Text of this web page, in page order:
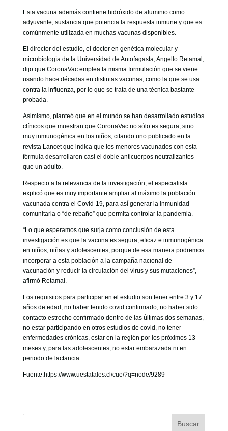
Esta vacuna además contiene hidróxido de aluminio como
adyuvante, sustancia que potencia la respuesta inmune y que es
comúnmente utilizada en muchas vacunas disponibles.
El director del estudio, el doctor en genética molecular y
microbiología de la Universidad de Antofagasta, Angello Retamal,
dijo que CoronaVac emplea la misma formulación que se viene
usando hace décadas en distintas vacunas, como la que se usa
contra la influenza, por lo que se trata de una técnica bastante
probada.
Asimismo, planteó que en el mundo se han desarrollado estudios
clínicos que muestran que CoronaVac no sólo es segura, sino
muy inmunogénica en los niños, citando uno publicado en la
revista Lancet que indica que los menores vacunados con esta
fórmula desarrollaron casi el doble anticuerpos neutralizantes
que un adulto.
Respecto a la relevancia de la investigación, el especialista
explicó que es muy importante ampliar al máximo la población
vacunada contra el Covid-19, para así generar la inmunidad
comunitaria o “de rebaño” que permita controlar la pandemia.
“Lo que esperamos que surja como conclusión de esta
investigación es que la vacuna es segura, eficaz e inmunogénica
en niños, niñas y adolescentes, porque de esa manera podremos
incorporar a esta población a la campaña nacional de
vacunación y reducir la circulación del virus y sus mutaciones”,
afirmó Retamal.
Los requisitos para participar en el estudio son tener entre 3 y 17
años de edad, no haber tenido covid confirmado, no haber sido
contacto estrecho confirmado dentro de las últimas dos semanas,
no estar participando en otros estudios de covid, no tener
enfermedades crónicas, estar en la región por los próximos 13
meses y, para las adolescentes, no estar embarazada ni en
periodo de lactancia.
Fuente:https://www.uestatales.cl/cue/?q=node/9289